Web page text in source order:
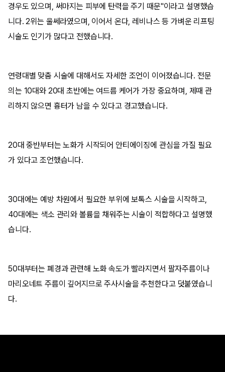
경우도 있으며, 써마지는 피부에 탄력을 주기 때문"이라고 설명했습
니다. 2위는 울쎄라였으며, 이어서 온다, 레비나스 등 가벼운 리프팅
시술도 인기가 많다고 전했습니다.
연령대별 맞춤 시술에 대해서도 자세한 조언이 이어졌습니다. 전문
의는 10대와 20대 초반에는 여드름 케어가 가장 중요하며, 제때 관
리하지 않으면 흉터가 남을 수 있다고 경고했습니다.
20대 중반부터는 노화가 시작되어 안티에이징에 관심을 가질 필요
가 있다고 조언했습니다.
30대에는 예방 차원에서 필요한 부위에 보톡스 시술을 시작하고,
40대에는 색소 관리와 볼륨을 채워주는 시술이 적합하다고 설명했
습니다.
50대부터는 폐경과 관련해 노화 속도가 빨라지면서 팔자주름이나
마리오네트 주름이 깊어지므로 주사시술을 추천한다고 덧붙였습니
다.